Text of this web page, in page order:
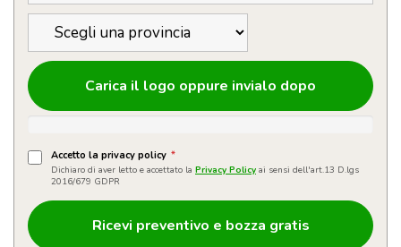
Carica il logo oppure invialo dopo
Accetto la privacy policy *
Dichiaro di aver letto e accettato la Privacy Policy ai sensi dell'art.13 D.lgs
2016/679 GDPR